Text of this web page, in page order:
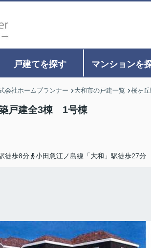
戸建てを探す マンションを
会社ホームプランナー 大和市の戸建一覧 桜ヶ丘
戸建全3棟 1号棟
徒歩8分
小田急江ノ島線「大和」駅徒歩27分